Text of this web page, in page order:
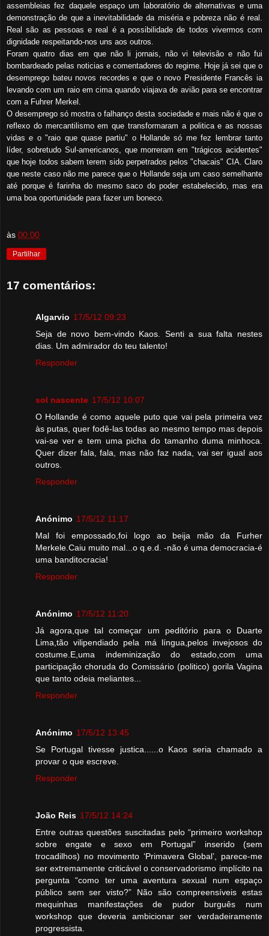
assembleias fez daquele espaço um laboratório de alternativas e uma
demonstração de que a inevitabilidade da miséria e pobreza não é real.
Real são as pessoas e real é a possibilidade de todos vivermos com
dignidade respeitando-nos uns aos outros.
Foram quatro dias em que não li jornais, não vi televisão e não fui
bombardeado pelas noticias e comentadores do regime. Hoje já sei que o
desemprego bateu novos recordes e que o novo Presidente Francês ia
levando com um raio em cima quando viajava de avião para se encontrar
com a Fuhrer Merkel.
O desemprego só mostra o falhanço desta sociedade e mais não é que o
reflexo do mercantilismo em que transformaram a politica e as nossas
vidas e o "raio que quase partiu" o Hollande só me fez lembrar tanto
líder, sobretudo Sul-americanos, que morreram em "trágicos acidentes"
que hoje todos sabem terem sido perpetrados pelos "chacais" CIA. Claro
que neste caso não me parece que o Hollande seja um caso semelhante
até porque é farinha do mesmo saco do poder estabelecido, mas era
uma boa oportunidade para fazer um boneco.
às 00:00
Partilhar
17 comentários:
Algarvio 17/5/12 09:23
Seja de novo bem-vindo Kaos. Senti a sua falta nestes
dias. Um admirador do teu talento!
Responder
sol nascente 17/5/12 10:07
O Hollande é como aquele puto que vai pela primeira vez
às putas, quer fodê-las todas ao mesmo tempo mas depois
vai-se ver e tem uma picha do tamanho duma minhoca.
Quer dizer fala, fala, mas não faz nada, vai ser igual aos
outros.
Responder
Anónimo 17/5/12 11:17
Mal foi empossado,foi logo ao beija mão da Furher
Merkele.Caiu muito mal...o q.e.d. -não é uma democracia-é
uma banditocracia!
Responder
Anónimo 17/5/12 11:20
Já agora,que tal começar um peditório para o Duarte
Lima,tão vilipendiado pela má língua,pelos invejosos do
costume.E,uma indeminização do estado,com uma
participação choruda do Comissário (politico) gorila Vagina
que tanto odeia meliantes...
Responder
Anónimo 17/5/12 13:45
Se Portugal tivesse justica......o Kaos seria chamado a
provar o que escreve.
Responder
João Reis 17/5/12 14:24
Entre outras questões suscitadas pelo “primeiro workshop
sobre engate e sexo em Portugal” inserido (sem
trocadilhos) no movimento ‘Primavera Global’, parece-me
ser extremamente criticável o conservadorismo implícito na
pergunta “como ter uma aventura sexual num espaço
público sem ser visto?” Não são compreensíveis estas
mequinhas manifestações de pudor burguês num
workshop que deveria ambicionar ser verdadeiramente
progressista.